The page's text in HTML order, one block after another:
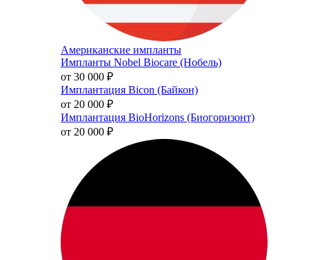
Американские импланты
Импланты Nobel Biocare (Нобель)
от 30 000 ₽
Имплантация Bicon (Байкон)
от 20 000 ₽
Имплантация BioHorizons (Биогоризонт)
от 20 000 ₽